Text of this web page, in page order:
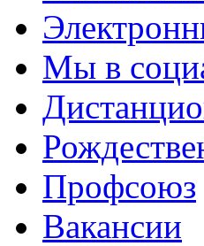
Мы в
Профсоюз
Вакансии